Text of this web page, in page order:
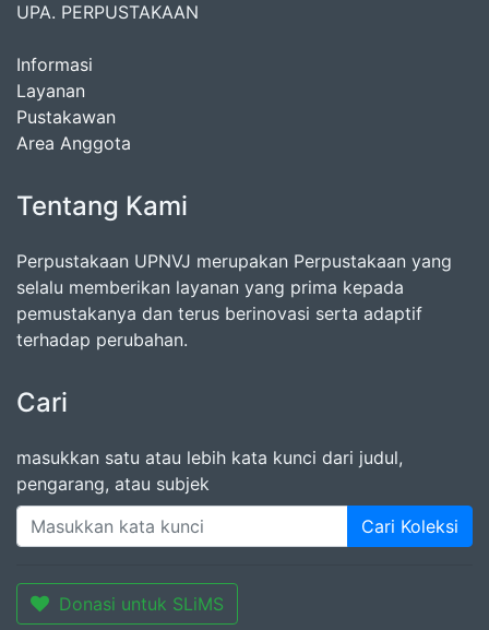
UPA. PERPUSTAKAAN
Informasi
Layanan
Pustakawan
Area Anggota
Tentang Kami
Perpustakaan UPNVJ merupakan Perpustakaan yang
selalu memberikan layanan yang prima kepada
pemustakanya dan terus berinovasi serta adaptif
terhadap perubahan.
Cari
masukkan satu atau lebih kata kunci dari judul,
pengarang, atau subjek
Cari Koleksi
Donasi untuk SLiMS